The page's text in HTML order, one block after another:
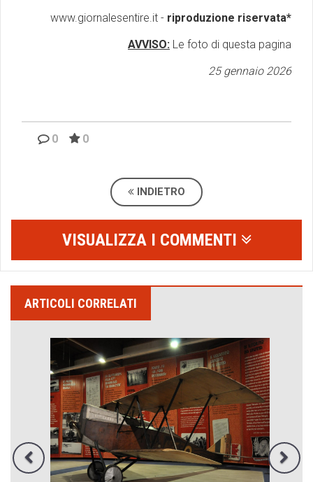
www.giornalesentire.it - riproduzione riservata*
AVVISO: Le foto di questa pagina
25 gennaio 2026
0 0
INDIETRO
VISUALIZZA I COMMENTI
ARTICOLI CORRELATI